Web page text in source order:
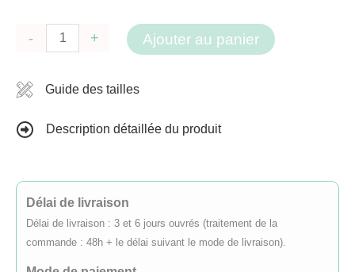
-
Robe
cérémonie
nude
sans
manche
+ Ajouter au panier
Guide des tailles
Description détaillée du produit
Délai de livraison
Délai de livraison : 3 et 6 jours ouvrés (traitement de la
commande : 48h + le délai suivant le mode de livraison).